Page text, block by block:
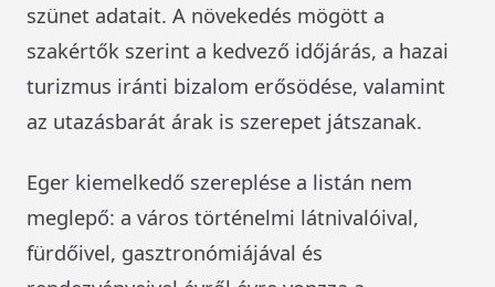
szünet adatait. A növekedés mögött a
szakértők szerint a kedvező időjárás, a hazai
turizmus iránti bizalom erősödése, valamint
az utazásbarát árak is szerepet játszanak.
Eger kiemelkedő szereplése a listán nem
meglepő: a város történelmi látnivalóival,
fürdőivel, gasztronómiájával és